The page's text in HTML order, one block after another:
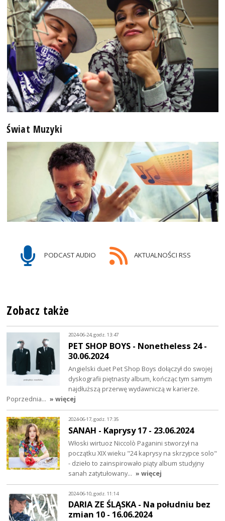
Świat Muzyki
PODCAST AUDIO AKTUALNOŚCI RSS
Zobacz także
2024-06-24, godz. 13:47
PET SHOP BOYS - Nonetheless 24 -
30.06.2024
Angielski duet Pet Shop Boys dołączył do swojej
dyskografii piętnasty album, kończąc tym samym
najdłuższą przerwę wydawniczą w karierze.
Poprzednia… » więcej
2024-06-17, godz. 17:35
SANAH - Kaprysy 17 - 23.06.2024
Włoski wirtuoz Niccolò Paganini stworzył na
początku XIX wieku "24 kaprysy na skrzypce solo"
- dzieło to zainspirowało piąty album studyjny
sanah zatytułowany… » więcej
2024-06-10, godz. 11:14
DARIA ZE ŚLĄSKA - Na południu bez
zmian 10 - 16.06.2024